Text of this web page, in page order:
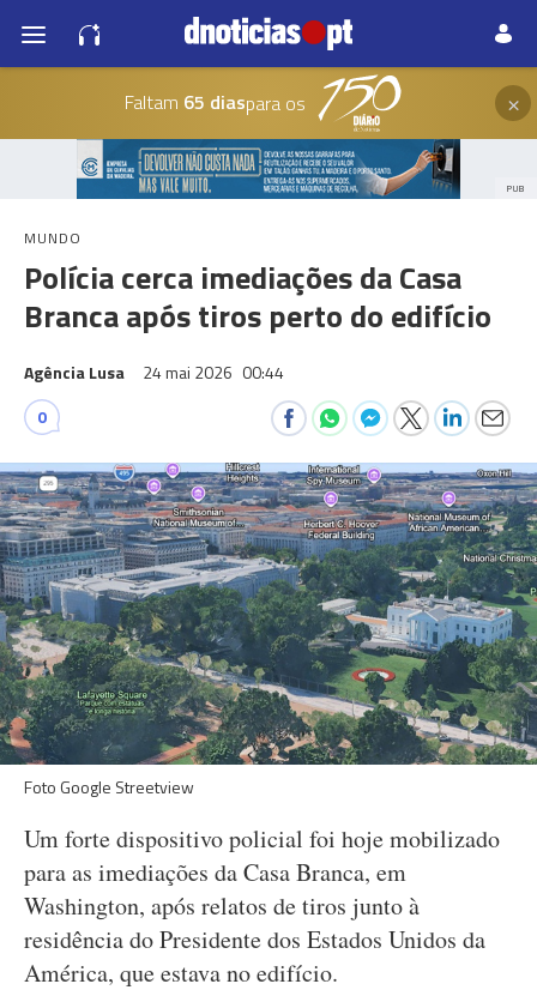
Faltam 65 diaspara os ×
PUB
MUNDO
Polícia cerca imediações da Casa
Branca após tiros perto do edifício
Agência Lusa 24 mai 2026 00:44
0
Foto Google Streetview
Um forte dispositivo policial foi hoje mobilizado
para as imediações da Casa Branca, em
Washington, após relatos de tiros junto à
residência do Presidente dos Estados Unidos da
América, que estava no edifício.